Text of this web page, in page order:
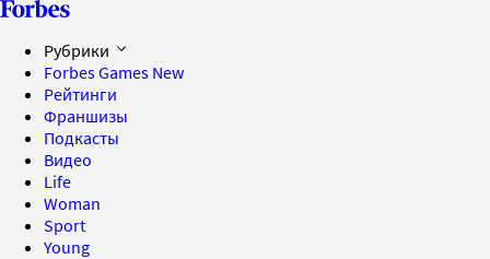
Рубрики
Forbes Games New
Рейтинги
Франшизы
Подкасты
Видео
Life
Woman
Sport
Young